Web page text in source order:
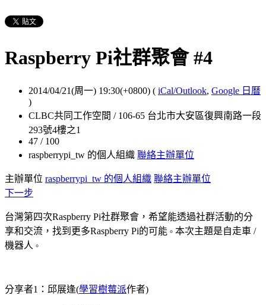
Raspberry Pi社群聚會 #4
2014/04/21(周一) 19:30(+0800) ( iCal/Outlook, Google 日曆
)
CLBC共同工作空間 / 106-65 台北市大安區復興南路一段
293號4樓之1
47 / 100
raspberrypi_tw 的個人組織 聯絡主辦單位
主辦單位 raspberrypi_tw 的個人組織 聯絡主辦單位
下一步
台灣第四次Raspberry Pi社群聚會，希望能透過社群活動的分
享和交流，找到更多Raspberry Pi的可能 。 本次主題是自走車 /
機器人 。
分享者1：邱展逢(學習樹莓派作者)